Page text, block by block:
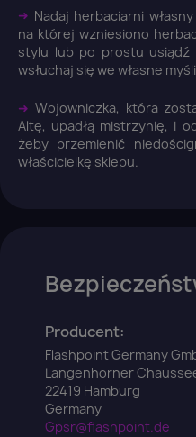
➜ Nadaj herbaciarni
na której wzniesiono
stylu lub po prostu usiądź
wsłuchaj się we własne myśli.
➜ Wojowniczka, która
Altę, upadłą mistrzynię, i
żeby przemienić
właścicielkę sklepu.
Producent:
Flashpoint Germany
Langenhorner
22419 Hamburg
Germany
Gpsr@flashpoint.de
Anuluj